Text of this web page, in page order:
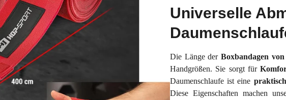
Universelle
Die Länge derBoxbandagen
Handgrößen. Sie sorgt für
Daumenschlaufe ist eine
Diese Eigenschaften machen